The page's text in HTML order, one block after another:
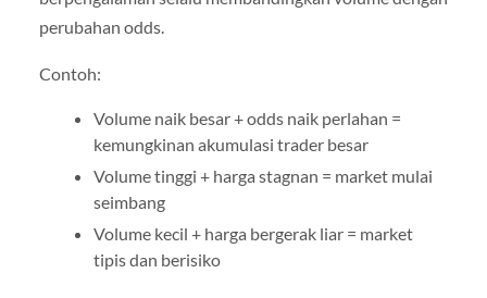
perubahan odds.
Contoh:
Volume naik besar + odds naik perlahan =
kemungkinan akumulasi trader besar
Volume tinggi + harga stagnan = market mulai
seimbang
Volume kecil + harga bergerak liar = market
tipis dan berisiko